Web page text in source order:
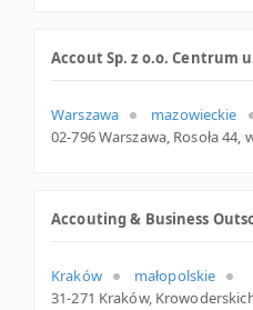
Accout Sp. z o.o. Centrum
Warszawa
mazowieckie
Accouting & Business
Kraków
małopolskie